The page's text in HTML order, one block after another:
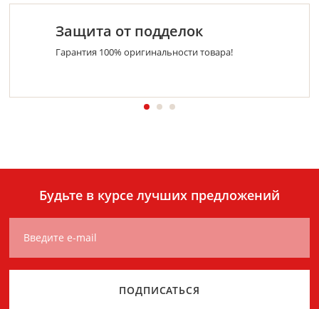
Защита от подделок
Гарантия 100% оригинальности товара!
Будьте в курсе лучших предложений
Введите e-mail
ПОДПИСАТЬСЯ